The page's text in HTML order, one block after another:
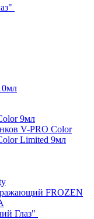
9мл
V-PRO Color
Limited 9мл
FROZEN
Глаз"